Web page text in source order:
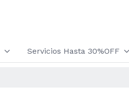
Servicios Hasta 30%OFF